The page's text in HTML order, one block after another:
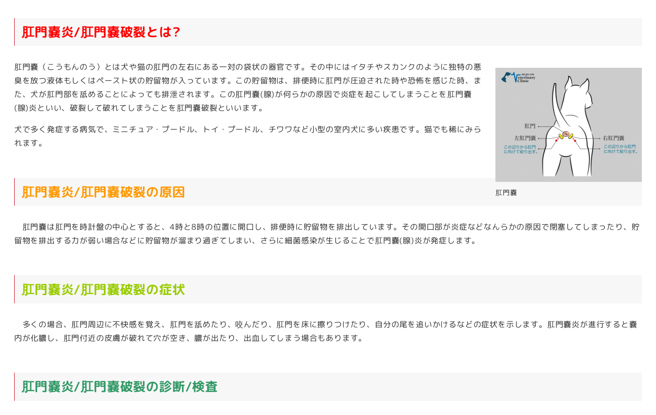
肛門嚢炎/肛門嚢破裂とは?
肛門嚢
肛門嚢（こうもんのう）とは犬や猫の肛門の左右にある一対の袋状の器官です。その中にはイタチやスカンクのように独特の悪
臭を放つ液体もしくはペースト状の貯留物が入っています。この貯留物は、排便時に肛門が圧迫された時や恐怖を感じた時、ま
た、犬が肛門部を舐めることによっても排泄されます。この肛門嚢(腺)が何らかの原因で炎症を起こしてしまうことを肛門嚢
(腺)炎といい、破裂して破れてしまうことを肛門嚢破裂といいます。
犬で多く発症する病気で、ミニチュア・プードル、トイ・プードル、チワワなど小型の室内犬に多い疾患です。猫でも稀にみら
れます。
肛門嚢炎/肛門嚢破裂の原因
肛門嚢は肛門を時計盤の中心とすると、4時と8時の位置に開口し、排便時に貯留物を排出しています。その開口部が炎症などなんらかの原因で閉塞してしまったり、貯
留物を排出する力が弱い場合などに貯留物が溜まり過ぎてしまい、さらに細菌感染が生じることで肛門嚢(腺)炎が発症します。
肛門嚢炎/肛門嚢破裂の症状
多くの場合、肛門周辺に不快感を覚え、肛門を舐めたり、咬んだり、肛門を床に擦りつけたり、自分の尾を追いかけるなどの症状を示します。肛門嚢炎が進行すると嚢
内が化膿し、肛門付近の皮膚が破れて穴が空き、膿が出たり、出血してしまう場合もあります。
肛門嚢炎/肛門嚢破裂の診断/検査